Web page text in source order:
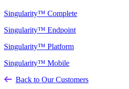
Singularity™ Complete
Singularity™ Endpoint
Singularity™ Platform
Singularity™ Mobile
Back to Our Customers